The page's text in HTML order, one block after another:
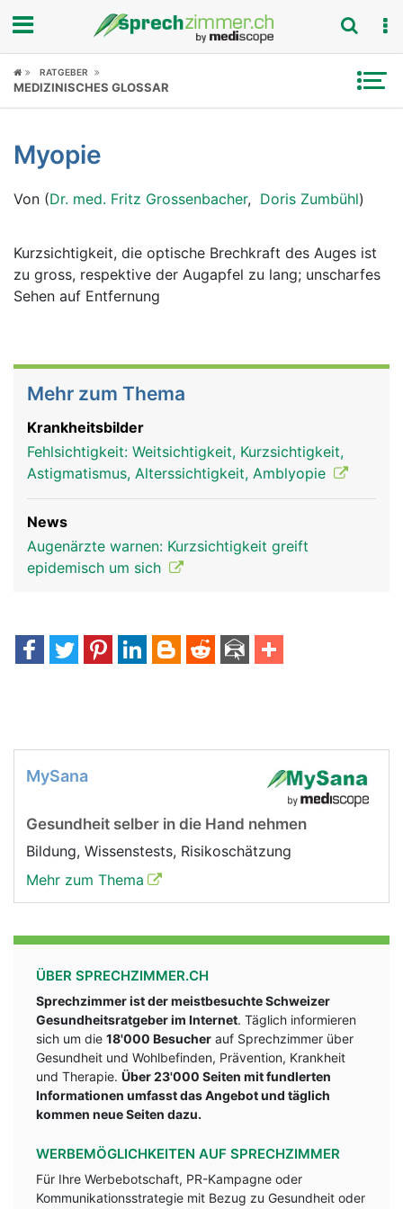
Fokus
Symptome
Untersuchungen
News
Ratgeber
RATGEBER
MEDIZINISCHES GLOSSAR
Myopie
Von (Dr. med. Fritz Grossenbacher, Doris Zumbühl)
Kurzsichtigkeit, die optische Brechkraft des Auges ist
zu gross, respektive der Augapfel zu lang; unscharfes
Sehen auf Entfernung
Mehr zum Thema
Krankheitsbilder
Fehlsichtigkeit: Weitsichtigkeit, Kurzsichtigkeit,
Astigmatismus, Alterssichtigkeit, Amblyopie
News
Augenärzte warnen: Kurzsichtigkeit greift
epidemisch um sich
MySana
Gesundheit selber in die Hand nehmen
Bildung, Wissenstests, Risikoschätzung
Mehr zum Thema
ÜBER SPRECHZIMMER.CH
Sprechzimmer ist der meistbesuchte Schweizer
Gesundheitsratgeber im Internet. Täglich informieren
sich um die 18'000 Besucher auf Sprechzimmer über
Gesundheit und Wohlbefinden, Prävention, Krankheit
und Therapie. Über 23'000 Seiten mit fundlerten
Informationen umfasst das Angebot und täglich
kommen neue Seiten dazu.
WERBEMÖGLICHKEITEN AUF SPRECHZIMMER
Für Ihre Werbebotschaft, PR-Kampagne oder
Kommunikationsstrategie mit Bezug zu Gesundheit oder